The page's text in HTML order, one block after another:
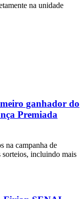
na unidade
ganhador do
Premiada
na campanha de
sorteios, incluindo mais